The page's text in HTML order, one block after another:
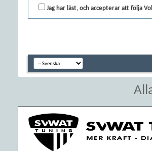
regler, bocka i
index.
Trots att
kommer att
webbplatsen är det
meddelanden
Volkswagen Club
Jag har läst, och accepterar att följa